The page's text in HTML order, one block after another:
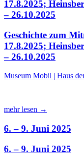
17.8.2025;
– 26.10.2025
Geschichte zum
17.8.2025;
– 26.10.2025
Museum Mobil | Haus
mehr lesen →
6. – 9. Juni 2025
6. – 9. Juni 2025